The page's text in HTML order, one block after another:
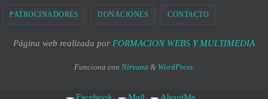
PATROCINADORES DONACIONES CONTACTO
Página web realizada por FORMACION WEBS Y MULTIMEDIA
Funciona con Nirvana & WordPress.